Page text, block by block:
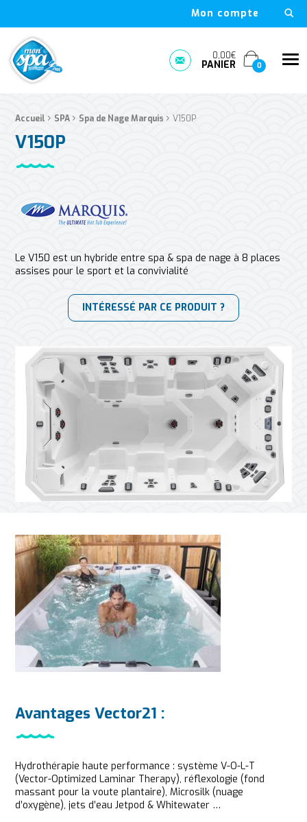
Mon compte
Mon Spa Spa sur-mesure, nage, bulle et boutique en ligne à
Prendre rendez-vous
0,00€
PANIER 0
Fil d'Ariane :
Accueil › SPA › Spa de Nage Marquis › V150P
V150P
Le V150 est un hybride entre spa & spa de nage à 8 places
assises pour le sport et la convivialité
INTÉRESSÉ PAR CE PRODUIT ?
Avantages Vector21 :
Hydrothérapie haute performance : système V-O-L-T
(Vector-Optimized Laminar Therapy), réflexologie (fond
massant pour la voute plantaire), Microsilk (nuage
d’oxygène), jets d’eau Jetpod & Whitewater …